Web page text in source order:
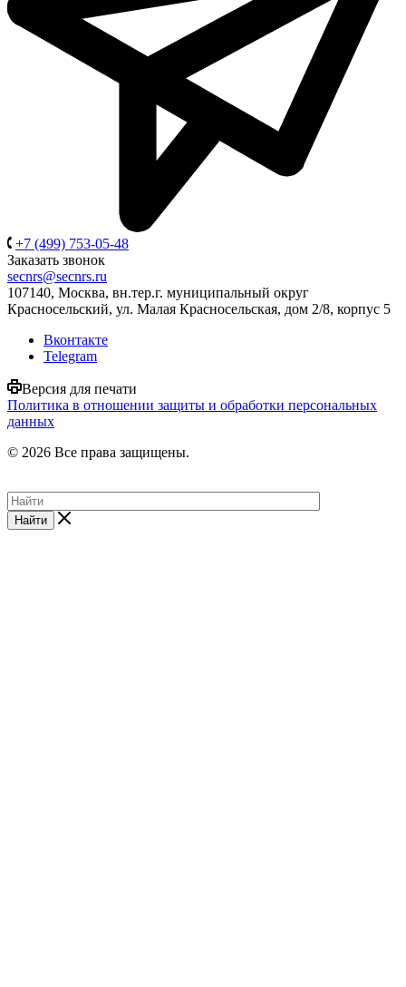
+7 (499) 753-05-48
Заказать звонок
secnrs@secnrs.ru
107140, Москва, вн.тер.г. муниципальный округ
Красносельский, ул. Малая Красносельская, дом 2/8, корпус 5
Вконтакте
Telegram
Версия для печати
Политика в отношении защиты и обработки персональных
данных
© 2026 Все права защищены.
Найти